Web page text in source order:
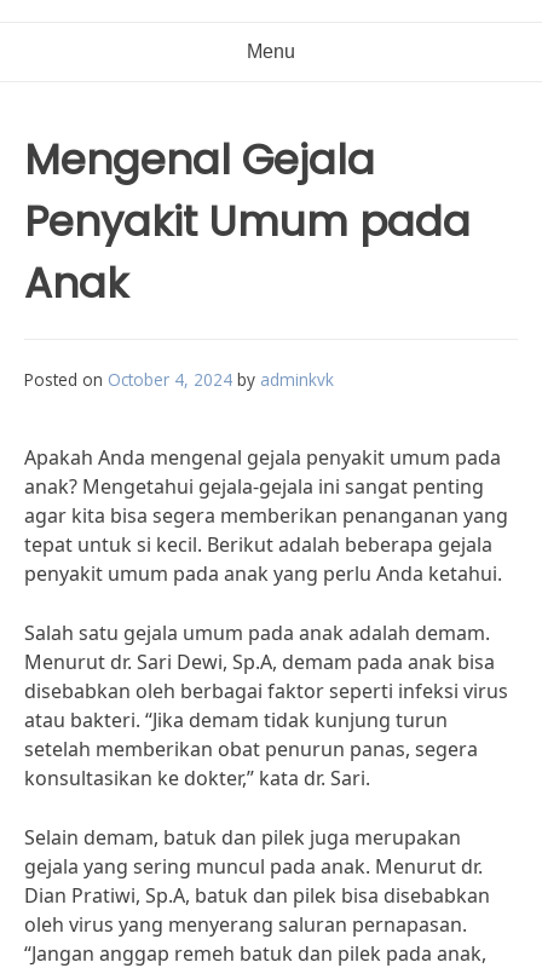
Menu
Mengenal Gejala
Penyakit Umum pada
Anak
Posted on October 4, 2024 by adminkvk
Apakah Anda mengenal gejala penyakit umum pada
anak? Mengetahui gejala-gejala ini sangat penting
agar kita bisa segera memberikan penanganan yang
tepat untuk si kecil. Berikut adalah beberapa gejala
penyakit umum pada anak yang perlu Anda ketahui.
Salah satu gejala umum pada anak adalah demam.
Menurut dr. Sari Dewi, Sp.A, demam pada anak bisa
disebabkan oleh berbagai faktor seperti infeksi virus
atau bakteri. “Jika demam tidak kunjung turun
setelah memberikan obat penurun panas, segera
konsultasikan ke dokter,” kata dr. Sari.
Selain demam, batuk dan pilek juga merupakan
gejala yang sering muncul pada anak. Menurut dr.
Dian Pratiwi, Sp.A, batuk dan pilek bisa disebabkan
oleh virus yang menyerang saluran pernapasan.
“Jangan anggap remeh batuk dan pilek pada anak,